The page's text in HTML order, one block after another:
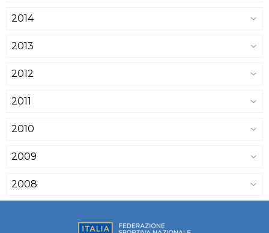
2014
2013
2012
2011
2010
2009
2008